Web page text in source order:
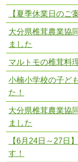
【夏季休業日のご
大分県椎茸農業協
ました
マルトモの椎茸料
小楠小学校の子ど
た！
大分県椎茸農業協
ました
【6月24日～27日
す！